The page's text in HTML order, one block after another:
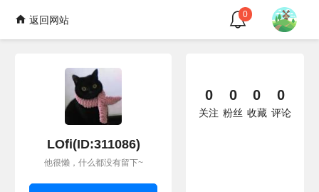
返回网站 0
LOfi(ID:311086)
他很懒，什么都没有留下~
0
关注
0
粉丝
0
收藏
0
评论